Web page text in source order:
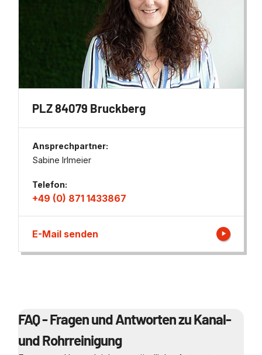
PLZ 84079 Bruckberg
Ansprechpartner:
Sabine Irlmeier
Telefon:
+49 (0) 871 1433867
E-Mail senden
FAQ - Fragen und Antworten zu Kanal-
und Rohrreinigung